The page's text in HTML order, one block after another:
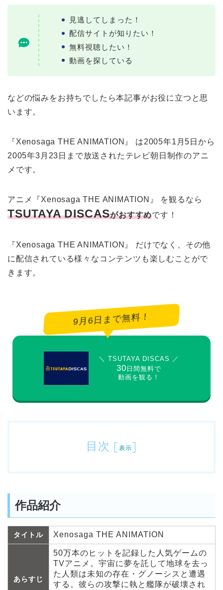
見逃してしまった！
配信サイトが知りたい！
無料視聴したい！
動画を探している
などの悩みをお持ちでしたら本記事がお役に立つと思
います。
『Xenosaga THE ANIMATION』 は2005年1月5日から
2005年3月23日まで放送されたテレビ朝日制作のアニ
メです。
アニメ『Xenosaga THE ANIMATION』 を観るなら
TSUTAYA DISCASがおすすめです！
『Xenosaga THE ANIMATION』 だけでなく、その他
に配信されている様々なコンテンツも楽しむことがで
きます。
9月6日まで無料！
＼ TSUTAYA DISCAS ／
30 日間無料で
動画を観る！
目次 [ 表示]
作品紹介
タイトル Xenosaga THE ANIMATION
あらすじ
50万本のヒットを記録した人気ゲームの
TVアニメ。宇宙に夢を託して地球を去っ
た人類は未知の存在・グノーシスと遭遇
する。彼らの攻撃に執と艦隊が破壊され